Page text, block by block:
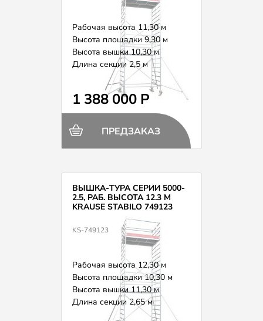
Рабочая высота 11,30 м
Высота площадки 9,30 м
Высота вышки 10,30 м
Длина секции 2,5 м
Вес 356,0 кг
1 388 000 Р
ПРЕДЗАКАЗ
ВЫШКА-ТУРА СЕРИИ 5000-
2.5, РАБ. ВЫСОТА 12.3 М
KRAUSE STABILO 749123
KS-749123
Рабочая высота 12,30 м
Высота площадки 10,30 м
Высота вышки 11,30 м
Длина секции 2,65 м
Вес 374,0 кг